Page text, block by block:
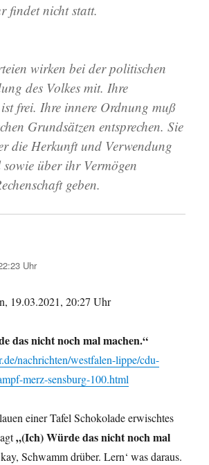
findet nicht statt.
wirken bei der politischen
des Volkes mit. Ihre
frei. Ihre innere Ordnung muß
Grundsätzen entsprechen. Sie
die Herkunft und Verwendung
über ihr Vermögen
geben.
Uhr
19.03.2021, 20:27 Uhr
das nicht noch mal machen.“
nachrichten/westfalen-lippe/cdu-
merz-sensburg-100.html
einer Tafel Schokolade erwischtes
„(Ich) Würde das nicht noch mal
Schwamm drüber. Lern‘ was daraus.